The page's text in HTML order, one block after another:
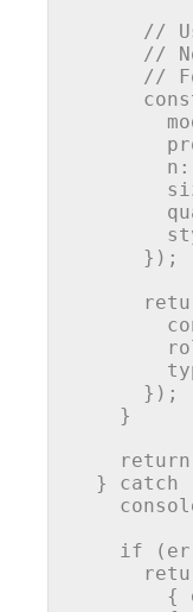
//
//
//
n :
      });
      });
    }
return
  }
catch
if
        {